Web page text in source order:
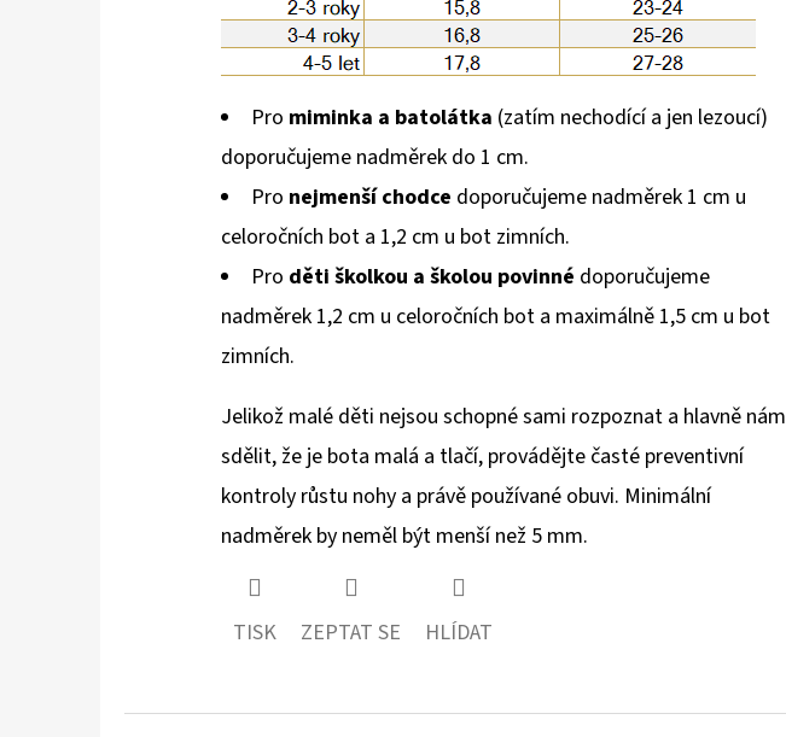
Pro miminka a batolátka (zatím nechodící a jen lezoucí)
doporučujeme nadměrek do 1 cm.
Pro nejmenší chodce doporučujeme nadměrek 1 cm u
celoročních bot a 1,2 cm u bot zimních.
Pro děti školkou a školou povinné doporučujeme
nadměrek 1,2 cm u celoročních bot a maximálně 1,5 cm u bot
zimních.
Jelikož malé děti nejsou schopné sami rozpoznat a hlavně nám
sdělit, že je bota malá a tlačí, provádějte časté preventivní
kontroly růstu nohy a právě používané obuvi. Minimální
nadměrek by neměl být menší než 5 mm.
TISK ZEPTAT SE HLÍDAT